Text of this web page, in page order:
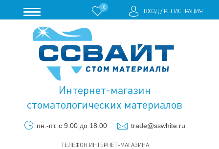
0
ВХОД/ РЕГИСТРАЦИЯ
Интернет-магазин
стоматологических материалов
пн.-пт. с 9.00 до 18.00 trade@sswhite.ru
ТЕЛЕФОН ИНТЕРНЕТ-МАГАЗИНА: